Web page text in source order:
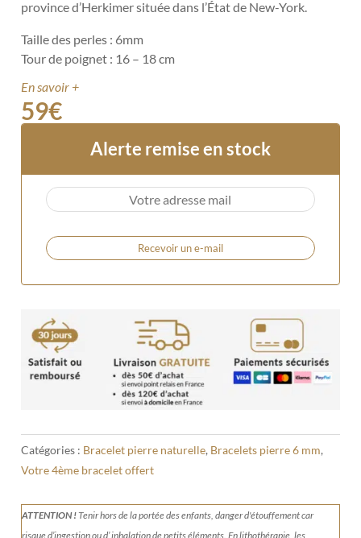
province d’Herkimer située dans l’État de New-York.
Taille des perles : 6mm
Tour de poignet : 16 – 18 cm
En savoir +
59€
Alerte remise en stock
Recevoir un e-mail
Catégories : Bracelet pierre naturelle, Bracelets pierre 6 mm,
Votre 4ème bracelet offert
ATTENTION !Tenirhors de la portée des enfants, danger d'étouffement car
risque d’ingestion ou d’ inhalation de petits éléments.En lithothérapie, les